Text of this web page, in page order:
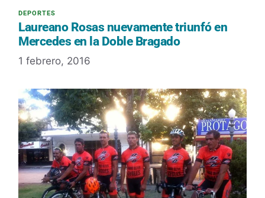
Laureano Rosas nuevamente triunfó en
Mercedes en la Doble Bragado
1 febrero, 2016